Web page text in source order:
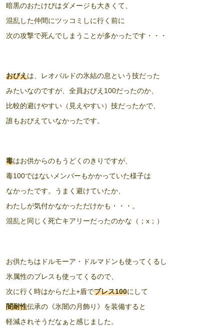
暗黒のおたけびはダメージも大きくて、
混乱した仲間にツッコミしに行く前に
次の攻撃で死んでしまうことが多かったです・・・
おびえは、レオパルドの氷結の息という技だった
みたいなのですが、全員おびえ100だったのか、
比較的避けやすい（見えやすい）技だったかで、
誰もおびえていなかったです。
毒はお供からのもうどくのきりですが、
毒100ではないメンバーもかかっていた様子は
なかったです。うまく避けていたか、
わたしが気付かなかっただけかも・・・。
混乱と同じく死亡キアリーだったのかな（；x；）
お供たちはドルモーア・ドルマドンも使ってくるし
氷属性のブレスも使ってくるので、
次に行く時はからだ上+盾でブレス100にして
闇耐性伝承の《氷闇の月飾り》を装備すると
軽減されそうだなぁと感じました。